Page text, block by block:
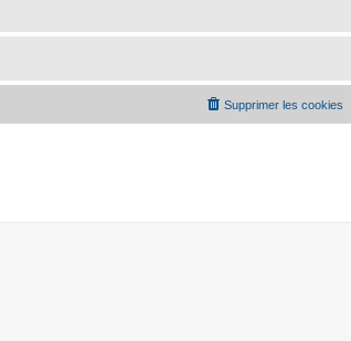
Supprimer les cookies